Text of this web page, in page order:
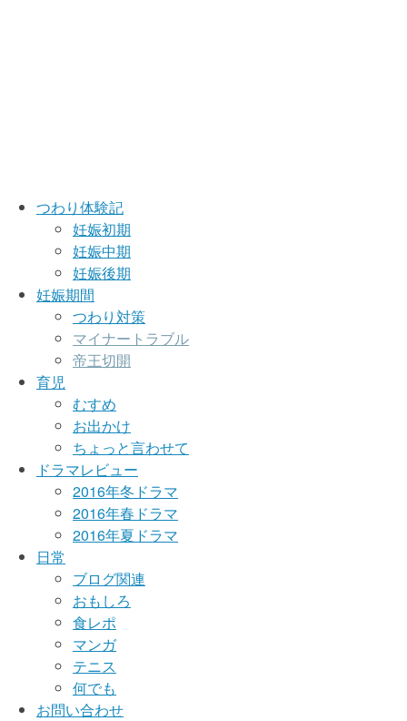
つわり体験記
妊娠初期
妊娠中期
妊娠後期
妊娠期間
つわり対策
マイナートラブル
帝王切開
育児
むすめ
お出かけ
ちょっと言わせて
ドラマレビュー
2016年冬ドラマ
2016年春ドラマ
2016年夏ドラマ
日常
ブログ関連
おもしろ
食レポ
マンガ
テニス
何でも
お問い合わせ